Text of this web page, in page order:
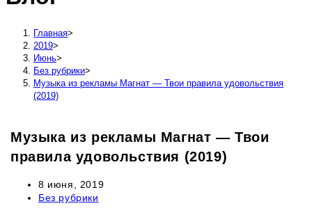
сайту
Главная>
2019>
Июнь>
Без рубрики>
Музыка из рекламы Магнат — Твои правила удовольствия
(2019)
Музыка из рекламы Магнат — Твои
правила удовольствия (2019)
Запись
опубликована:
8 июня, 2019
Рубрика
Без рубрики